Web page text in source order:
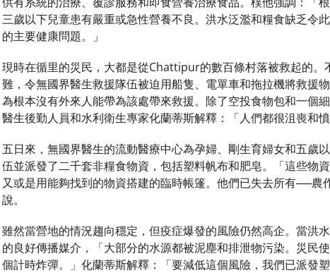
三歲以下兒童患有嚴重或急性營養不良。洪水泛濫和糧食缺乏令
的主要健康問題。」
現時在循里的災民，大都是從Chattipur的數百條村落被救起的
難，令無國界醫生救援隊伍被迫用船隻、電單車和拖拉機將救援
為根本沒有外來人能帶為該處帶來救援。除了空投食物包和一個
醫生後勤人員和水利衛生專家化蘭蒂斯解釋：「人們都很沮喪和
五日來，無國界醫生的流動醫療中心為孕婦、剛生育婦女和五歲
伍並派發了二千套非糧食物資，包括塑料帆布和肥皂。「這些物
又或是用能夠找到的物資搭建的臨時帳篷。他們已失去所有──
說。
雖然當營地的情況趨向穩定，但疫症爆發的風險仍然高企。當洪
的良好傳播媒介，「大部分的水源都被泥塵和排泄物污染。災民
個計時炸彈。」化蘭蒂斯解釋：「要減低這個風險，我們已派發